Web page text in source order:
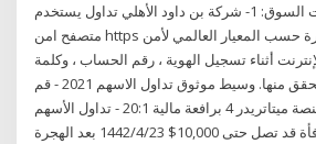
التالية الى مؤشرات السوق: 1- شركة بن داود الأهلي تداول يستخدم
متصفح امن https كل المعلومات مشفرة حسب المعيار العالمي لأمن
أثناء تسجيل الهوية ، رقم الحساب ، وكلمة
السر المستخدمة للتحقق منها. وسيط موثوق تداول الاسهم 2021 - قم
بشراء وبيع الأسهم عبر منصة ميتاتريدر 4 برافعة مالية 20:1 - تداول الأسهم
23‏‏/4‏‏/1442 بعد الهجرة